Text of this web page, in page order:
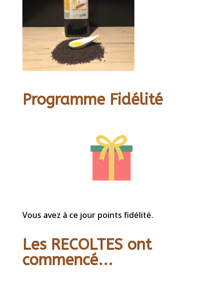
Programme Fidélité
Vous avez à ce jour points fidélité.
Les RECOLTES ont
commencé...